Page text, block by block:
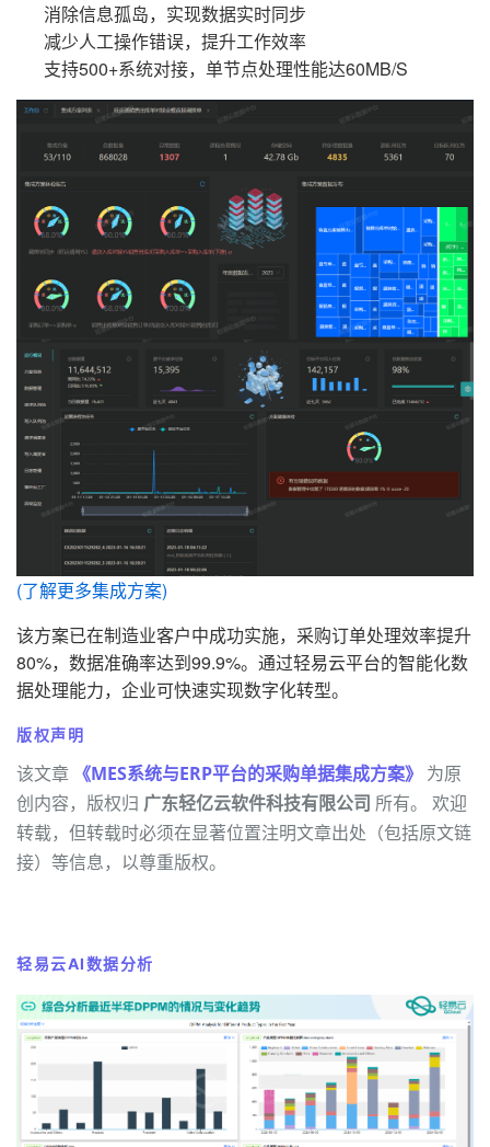
消除信息孤岛，实现数据实时同步
减少人工操作错误，提升工作效率
支持500+系统对接，单节点处理性能达60MB/S
(了解更多集成方案)
该方案已在制造业客户中成功实施，采购订单处理效率提升
80%，数据准确率达到99.9%。通过轻易云平台的智能化数
据处理能力，企业可快速实现数字化转型。
版权声明
该文章 《MES系统与ERP平台的采购单据集成方案》 为原
创内容，版权归 广东轻亿云软件科技有限公司 所有。 欢迎
转载，但转载时必须在显著位置注明文章出处（包括原文链
接）等信息，以尊重版权。
轻易云AI数据分析